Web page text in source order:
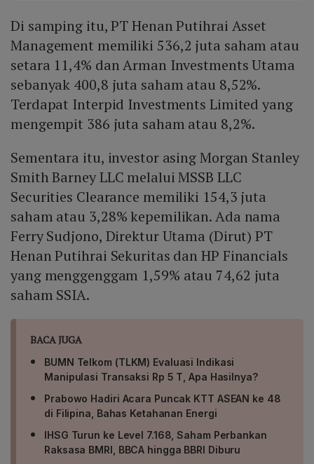
74,62 juta saham (1,59 %).
saham, yang mencerminkan potensi kenaikan sekitar
24,65 % dari level saat ini dan diskon 55 % terhadap
nilai RNAV serta alpha 2,65 % dibandingkan tolok ukur
pasar HPS 2026.
Di samping itu, PT Henan Putihrai Asset
Management memiliki 536,2 juta saham atau
setara 11,4% dan Arman Investments Utama
sebanyak 400,8 juta saham atau 8,52%.
Terdapat Interpid Investments Limited yang
mengempit 386 juta saham atau 8,2%.
Sementara itu, investor asing Morgan Stanley
Smith Barney LLC melalui MSSB LLC
Securities Clearance memiliki 154,3 juta
saham atau 3,28% kepemilikan. Ada nama
Ferry Sudjono, Direktur Utama (Dirut) PT
Henan Putihrai Sekuritas dan HP Financials
yang menggenggam 1,59% atau 74,62 juta
saham SSIA.
BACA JUGA
BUMN Telkom (TLKM) Evaluasi Indikasi
Manipulasi Transaksi Rp 5 T, Apa Hasilnya?
Prabowo Hadiri Acara Puncak KTT ASEAN ke 48
di Filipina, Bahas Ketahanan Energi
IHSG Turun ke Level 7.168, Saham Perbankan
Raksasa BMRI, BBCA hingga BBRI Diburu